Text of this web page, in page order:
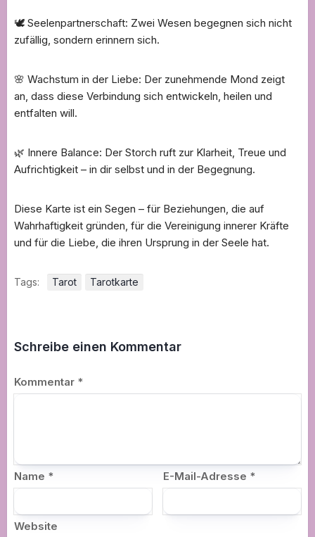
🕊️ Seelenpartnerschaft: Zwei Wesen begegnen sich nicht
zufällig, sondern erinnern sich.
🌸 Wachstum in der Liebe: Der zunehmende Mond zeigt
an, dass diese Verbindung sich entwickeln, heilen und
entfalten will.
🌿 Innere Balance: Der Storch ruft zur Klarheit, Treue und
Aufrichtigkeit – in dir selbst und in der Begegnung.
Diese Karte ist ein Segen – für Beziehungen, die auf
Wahrhaftigkeit gründen, für die Vereinigung innerer Kräfte
und für die Liebe, die ihren Ursprung in der Seele hat.
Tags: Tarot Tarotkarte
Schreibe einen Kommentar
Kommentar *
Name * E-Mail-Adresse *
Website